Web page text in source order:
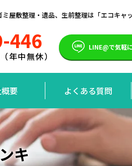
屋敷整理・遺品、生前整理は「エコキャ
446
年中無休）
LINE@で気軽
要 よくある質問
キ